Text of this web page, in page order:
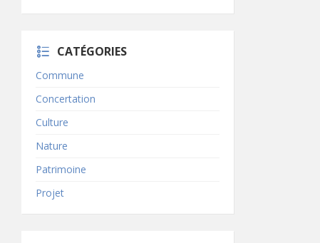
CATÉGORIES
Commune
Concertation
Culture
Nature
Patrimoine
Projet